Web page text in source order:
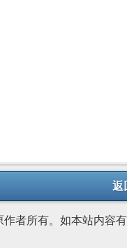
返
者所有。如本站内容